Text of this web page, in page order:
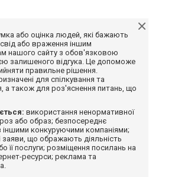
або оцінка людей, які бажають
або враження іншим
нашого сайту з обов'язковою
залишеного відгука. Це допоможе
правильне рішення.
для спілкування та
а також для роз'яснення питань, що
використання ненормативної
або образ; безпосереднє
іншими конкуруючими компаніями;
заяви, що ображають діяльність
її послуги; розміщення посилань на
ресурси; реклама та